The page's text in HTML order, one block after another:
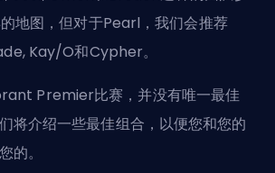
地图，但对于Pearl，我们会推荐
Kay/O和Cypher。
Premier比赛，并没有唯一最佳
将介绍一些最佳组合，以便您和您的
的。